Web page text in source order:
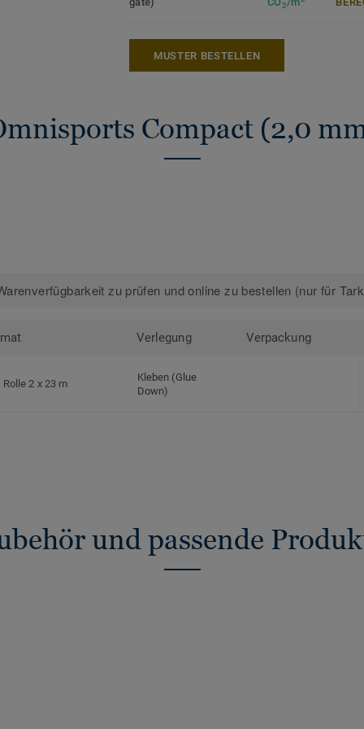
2
MUSTER BESTELLEN
Compact (2,0
zu prüfen und online zu bestellen (nur für
Verlegung Verpackung
Rolle 2 x 23 m
Kleben (Glue
Down)
und passende